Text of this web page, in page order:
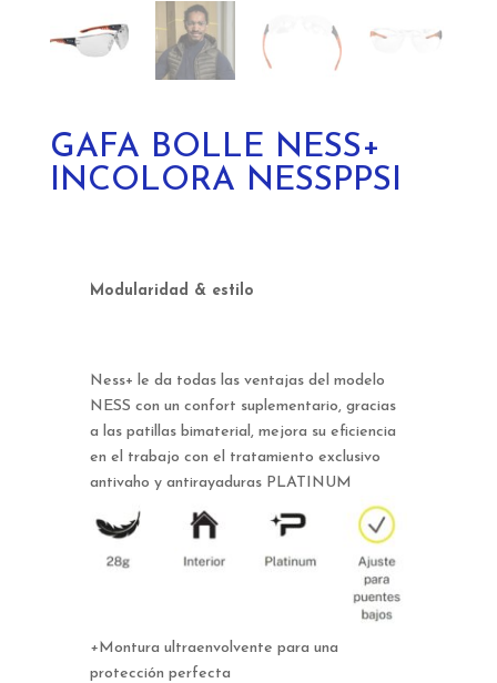
GAFA BOLLE NESS+
INCOLORA NESSPPSI
Modularidad & estilo
Ness+ le da todas las ventajas del modelo
NESS con un confort suplementario, gracias
a las patillas bimaterial, mejora su eficiencia
en el trabajo con el tratamiento exclusivo
antivaho y antirayaduras PLATINUM
+ Montura ultraenvolvente para una
protección perfecta